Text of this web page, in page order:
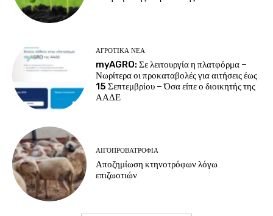
ΑΓΡΟΤΙΚΆ ΝΈΑ
myAGRO: Σε λειτουργία η πλατφόρμα –
Νωρίτερα οι προκαταβολές για αιτήσεις έως
15 Σεπτεμβρίου – Όσα είπε ο διοικητής της
ΑΑΔΕ
ΑΙΓΟΠΡΟΒΑΤΡΟΦΊΑ
Αποζημίωση κτηνοτρόφων λόγω
επιζωοτιών